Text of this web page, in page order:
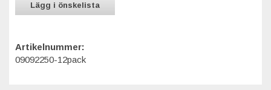
Lägg i önskelista
Artikelnummer:
09092250-12pack